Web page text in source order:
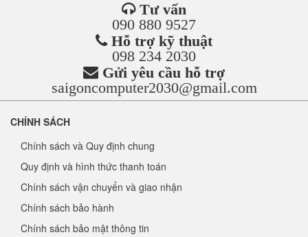
Tư vấn
090 880 9527
Hỗ trợ kỹ thuật
098 234 2030
Gửi yêu cầu hỗ trợ
saigoncomputer2030@gmail.com
CHÍNH SÁCH
Chính sách và Quy định chung
Quy định và hình thức thanh toán
Chính sách vận chuyển và giao nhận
Chính sách bảo hành
Chính sách bảo mật thông tin